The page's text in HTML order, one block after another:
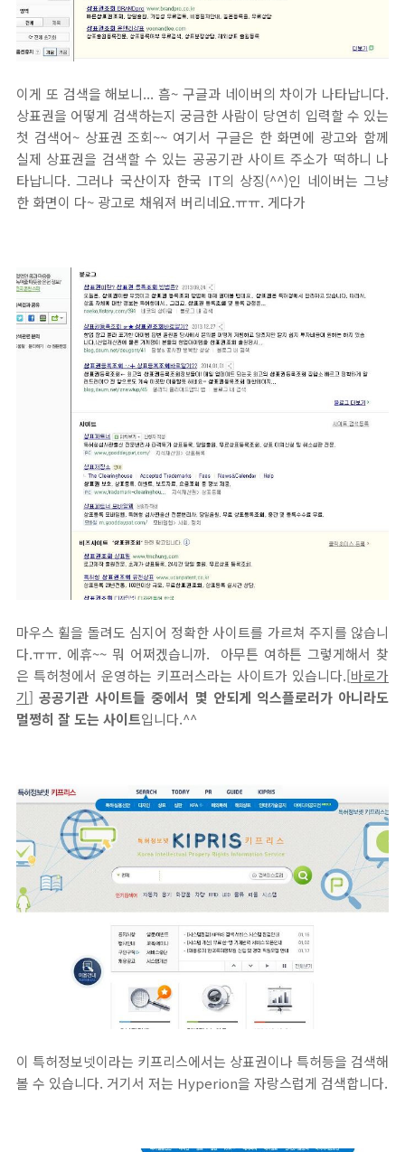
이게 또 검색을 해보니... 흠~ 구글과 네이버의 차이가 나타납니다.
상표권을 어떻게 검색하는지 궁금한 사람이 당연히 입력할 수 있는
첫 검색어~ 상표권 조회~~ 여기서 구글은 한 화면에 광고와 함께
실제 상표권을 검색할 수 있는 공공기관 사이트 주소가 떡하니 나
타납니다. 그러나 국산이자 한국 IT의 상징(^^)인 네이버는 그냥
한 화면이 다~ 광고로 채워져 버리네요.ㅠㅠ. 게다가
마우스 휠을 돌려도 심지어 정확한 사이트를 가르쳐 주지를 않습니
다.ㅠㅠ. 에휴~~ 뭐 어쩌겠습니까. 아무튼 여하튼 그렇게해서 찾
은 특허청에서 운영하는 키프러스라는 사이트가 있습니다.[바로가
기]공공기관 사이트들 중에서 몇 안되게 익스플로러가 아니라도
멀쩡히 잘 도는 사이트입니다.^^
이 특허정보넷이라는 키프리스에서는 상표권이나 특허등을 검색해
볼 수 있습니다. 거기서 저는 Hyperion을 자랑스럽게 검색합니다.